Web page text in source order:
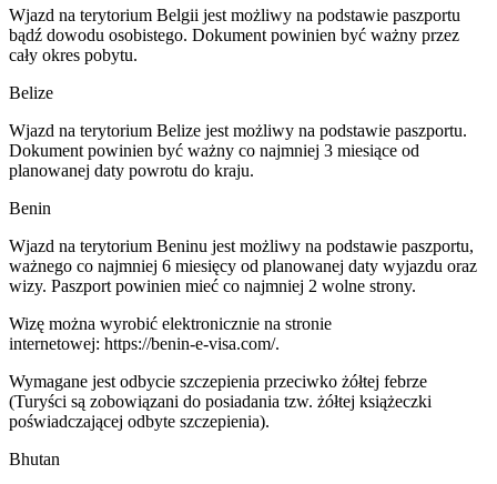
Wjazd na terytorium Belgii jest możliwy na podstawie paszportu
bądź dowodu osobistego. Dokument powinien być ważny przez
cały okres pobytu.
Belize
Wjazd na terytorium Belize jest możliwy na podstawie paszportu.
Dokument powinien być ważny co najmniej 3 miesiące od
planowanej daty powrotu do kraju.
Benin
Wjazd na terytorium Beninu jest możliwy na podstawie paszportu,
ważnego co najmniej 6 miesięcy od planowanej daty wyjazdu oraz
wizy. Paszport powinien mieć co najmniej 2 wolne strony.
Wizę można wyrobić elektronicznie na stronie
internetowej: https://benin-e-visa.com/.
Wymagane jest odbycie szczepienia przeciwko żółtej febrze
(Turyści są zobowiązani do posiadania tzw. żółtej książeczki
poświadczającej odbyte szczepienia).
Bhutan